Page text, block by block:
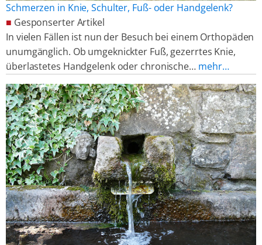
Schmerzen in Knie, Schulter, Fuß- oder Handgelenk?
■ Gesponserter Artikel
In vielen Fällen ist nun der Besuch bei einem Orthopäden
unumgänglich. Ob umgeknickter Fuß, gezerrtes Knie,
überlastetes Handgelenk oder chronische… mehr…